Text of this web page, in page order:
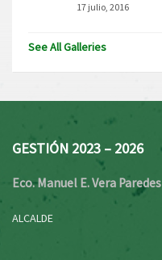
17 julio, 2016
See All Galleries
GESTIÓN 2023 – 2026
Eco. Manuel E. Vera Paredes
ALCALDE